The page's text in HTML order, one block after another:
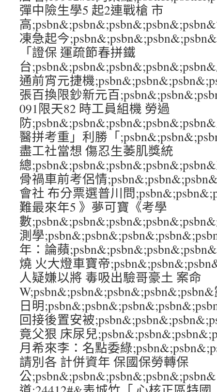
彈中險生學5 起2連戰槍 市
高
凍急起今
「證保 運疏節春拼鐵
台
通前宵元捷機
張百換限鈔新元百
091限天82 時工員組機 勞過
防
醫拼考重」利勝「
盡工社當想 傷忍生萎肌獎統
總
骨禍車前考侶情
會社 布分票選普川問
難最來年5 》夢可寶《考學
數
測學
年：論蘋
燒 火大燈車寶帝
人疑嫌以將 毒吸出驗哥豪土 案命
日明
回接後置安被
竟父狠 床尿兒
月希來李：名點委綠
請別各 計併資年 保國保勞轉保
公